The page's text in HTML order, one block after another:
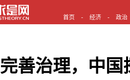
首页 经济 政治
完善治理，中国